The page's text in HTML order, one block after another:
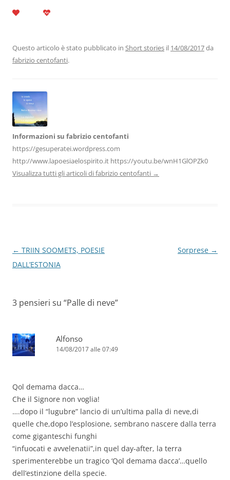
b
o
o
k
dI A a vi
Questo articolo è stato pubblicato in Short stories il 14/08/2017da
fabrizio centofanti.
Informazioni su fabrizio centofanti
https://gesuperatei.wordpress.com
http://www.lapoesiaelospirito.it https://youtu.be/wnH1GlOPZk0
Visualizza tutti gli articoli di fabrizio centofanti →
Navigazione
articolo
← TRIIN SOOMETS, POESIE
DALL’ESTONIA
Sorprese →
3 pensieri su “Palle di neve”
Alfonso
14/08/2017 alle 07:49
Qol demama dacca…
Che il Signore non voglia!
….dopo il “lugubre” lancio di un’ultima palla di neve,di
quelle che,dopo l’esplosione, sembrano nascere dalla terra
come giganteschi funghi
“infuocati e avvelenatii”,in quel day-after, la terra
sperimenterebbe un tragico ‘Qol demama dacca’…quello
dell’estinzione della specie.